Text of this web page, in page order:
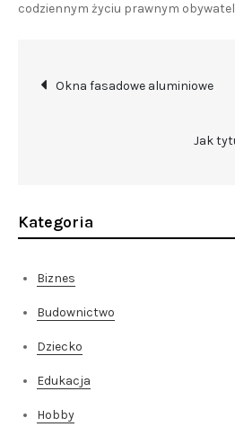
codziennym życiu prawnym
Nawigacja
Okna fasadowe aluminiowe
Jak
Kategoria
Biznes
Budownictwo
Dziecko
Edukacja
Hobby